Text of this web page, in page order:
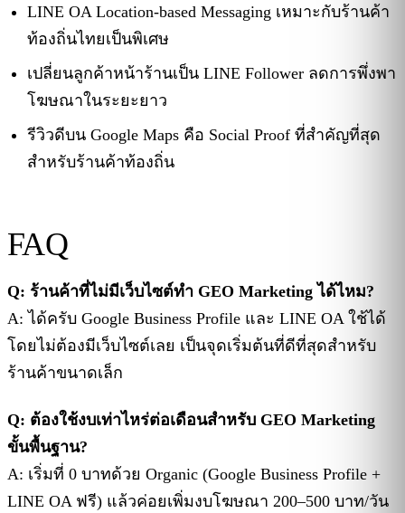
LINE OA Location-based Messaging เหมาะกับร้านค้า
ท้องถิ่นไทยเป็นพิเศษ
เปลี่ยนลูกค้าหน้าร้านเป็น LINE Follower ลดการพึ่งพา
โฆษณาในระยะยาว
รีวิวดีบน Google Maps คือ Social Proof ที่สำคัญที่สุด
สำหรับร้านค้าท้องถิ่น
FAQ
Q: ร้านค้าที่ไม่มีเว็บไซต์ทำ GEO Marketing ได้ไหม?
A: ได้ครับ Google Business Profile และ LINE OA ใช้ได้
โดยไม่ต้องมีเว็บไซต์เลย เป็นจุดเริ่มต้นที่ดีที่สุดสำหรับ
ร้านค้าขนาดเล็ก
Q: ต้องใช้งบเท่าไหร่ต่อเดือนสำหรับ GEO Marketing
ขั้นพื้นฐาน?
A: เริ่มที่ 0 บาทด้วย Organic (Google Business Profile +
LINE OA ฟรี) แล้วค่อยเพิ่มงบโฆษณา 200–500 บาท/วัน